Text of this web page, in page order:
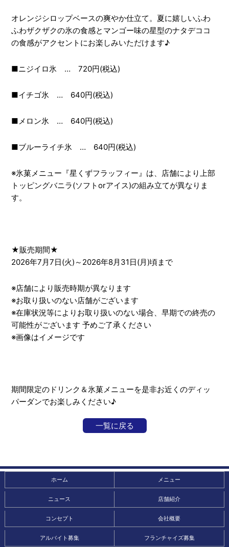
オレンジシロップベースの爽やか仕立て。夏に嬉しいふわ
ふわザクザクの氷の食感とマンゴー味の星型のナタデココ
の食感がアクセントにお楽しみいただけます♪
■ニジイロ氷 … 720円(税込)
■イチゴ氷 … 640円(税込)
■メロン氷 … 640円(税込)
■ブルーライチ氷 … 640円(税込)
※氷菓メニュー『星くずフラッフィー』は、店舗により上部
トッピングバニラ(ソフトorアイス)の組み立てが異なりま
す。
★販売期間★
2026年7月7日(火)～2026年8月31日(月)頃まで
※店舗により販売時期が異なります
※お取り扱いのない店舗がございます
※在庫状況等によりお取り扱いのない場合、早期での終売の
可能性がございます 予めご了承ください
※画像はイメージです
期間限定のドリンク＆氷菓メニューを是非お近くのディッ
パーダンでお楽しみください♪
一覧に戻る
ホーム メニュー
ニュース 店舗紹介
コンセプト 会社概要
アルバイト募集 フランチャイズ募集